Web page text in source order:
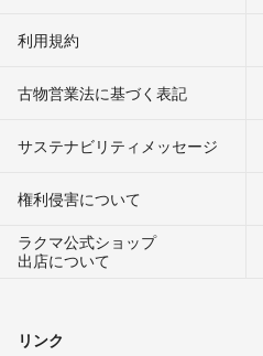
利用規約
古物営業法に基づく表記
サステナビリティメッセージ
権利侵害について
ラクマ公式ショップ
出店について
リンク